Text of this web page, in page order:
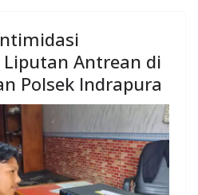
Antrean di
Polsek Indrapura